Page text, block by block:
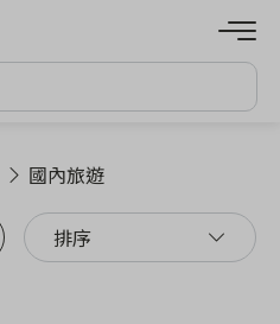
國內旅遊
排序